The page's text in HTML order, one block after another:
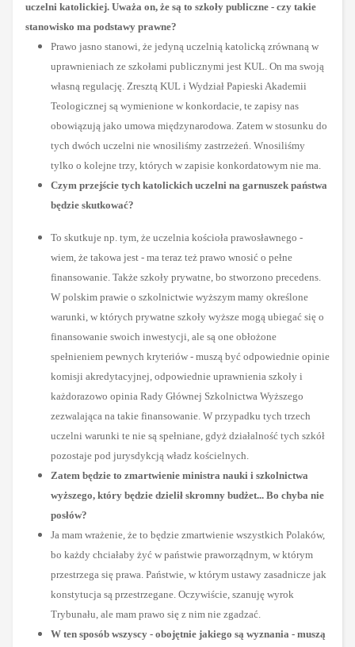
uczelni katolickiej. Uważa on, że są to szkoły publiczne - czy takie
stanowisko ma podstawy prawne?
Prawo jasno stanowi, że jedyną uczelnią katolicką zrównaną w
uprawnieniach ze szkołami publicznymi jest KUL. On ma swoją
własną regulację. Zresztą KUL i Wydział Papieski Akademii
Teologicznej są wymienione w konkordacie, te zapisy nas
obowiązują jako umowa międzynarodowa. Zatem w stosunku do
tych dwóch uczelni nie wnosiliśmy zastrzeżeń. Wnosiliśmy
tylko o kolejne trzy, których w zapisie konkordatowym nie ma.
Czym przejście tych katolickich uczelni na garnuszek państwa
będzie skutkować?
To skutkuje np. tym, że uczelnia kościoła prawosławnego -
wiem, że takowa jest - ma teraz też prawo wnosić o pełne
finansowanie. Także szkoły prywatne, bo stworzono precedens.
W polskim prawie o szkolnictwie wyższym mamy określone
warunki, w których prywatne szkoły wyższe mogą ubiegać się o
finansowanie swoich inwestycji, ale są one obłożone
spełnieniem pewnych kryteriów - muszą być odpowiednie opinie
komisji akredytacyjnej, odpowiednie uprawnienia szkoły i
każdorazowo opinia Rady Głównej Szkolnictwa Wyższego
zezwalająca na takie finansowanie. W przypadku tych trzech
uczelni warunki te nie są spełniane, gdyż działalność tych szkół
pozostaje pod jurysdykcją władz kościelnych.
Zatem będzie to zmartwienie ministra nauki i szkolnictwa
wyższego, który będzie dzielił skromny budżet... Bo chyba nie
posłów?
Ja mam wrażenie, że to będzie zmartwienie wszystkich Polaków,
bo każdy chciałaby żyć w państwie praworządnym, w którym
przestrzega się prawa. Państwie, w którym ustawy zasadnicze jak
konstytucja są przestrzegane. Oczywiście, szanuję wyrok
Trybunału, ale mam prawo się z nim nie zgadzać.
W ten sposób wszyscy - obojętnie jakiego są wyznania - muszą